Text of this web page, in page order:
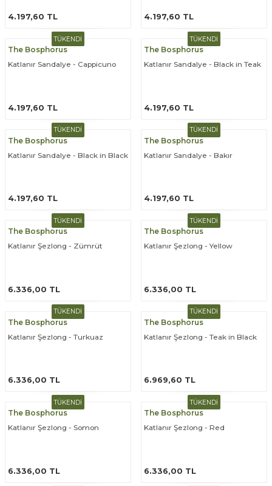
4.197,60 TL 4.197,60 TL
TÜKENDİ
The Bosphorus
Katlanır Sandalye - Cappicuno
4.197,60 TL
TÜKENDİ
The Bosphorus
Katlanır Sandalye - Black in Teak
4.197,60 TL
TÜKENDİ
The Bosphorus
Katlanır Sandalye - Black in Black
4.197,60 TL
TÜKENDİ
The Bosphorus
Katlanır Sandalye - Bakır
4.197,60 TL
TÜKENDİ
The Bosphorus
Katlanır Şezlong - Zümrüt
6.336,00 TL
TÜKENDİ
The Bosphorus
Katlanır Şezlong - Yellow
6.336,00 TL
TÜKENDİ
The Bosphorus
Katlanır Şezlong - Turkuaz
6.336,00 TL
TÜKENDİ
The Bosphorus
Katlanır Şezlong - Teak in Black
6.969,60 TL
TÜKENDİ
The Bosphorus
Katlanır Şezlong - Somon
6.336,00 TL
TÜKENDİ
The Bosphorus
Katlanır Şezlong - Red
6.336,00 TL